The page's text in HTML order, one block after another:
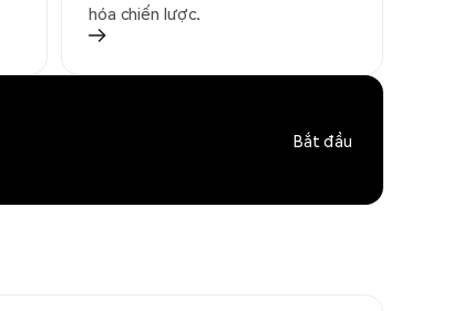
hóa chiến lược.
Bắt đầu